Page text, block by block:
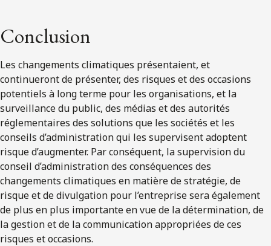
Conclusion
Les changements climatiques présentaient, et
continueront de présenter, des risques et des occasions
potentiels à long terme pour les organisations, et la
surveillance du public, des médias et des autorités
réglementaires des solutions que les sociétés et les
conseils d’administration qui les supervisent adoptent
risque d’augmenter. Par conséquent, la supervision du
conseil d’administration des conséquences des
changements climatiques en matière de stratégie, de
risque et de divulgation pour l’entreprise sera également
de plus en plus importante en vue de la détermination, de
la gestion et de la communication appropriées de ces
risques et occasions.